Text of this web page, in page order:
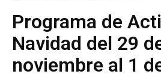
Programa de
Navidad del 29
noviembre al 1